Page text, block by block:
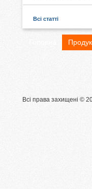
необходимо. А
древности. Примером
гидротехнические
Всі статті
Всі права захищені ©